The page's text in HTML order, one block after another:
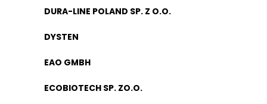
DURA-LINE POLAND SP. Z O.O.
DYSTEN
EAO GMBH
ECOBIOTECH SP. ZO.O.